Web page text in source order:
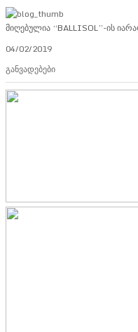
მიღებულია “BALLISOL”-ის
04/02/2019
განვადებები